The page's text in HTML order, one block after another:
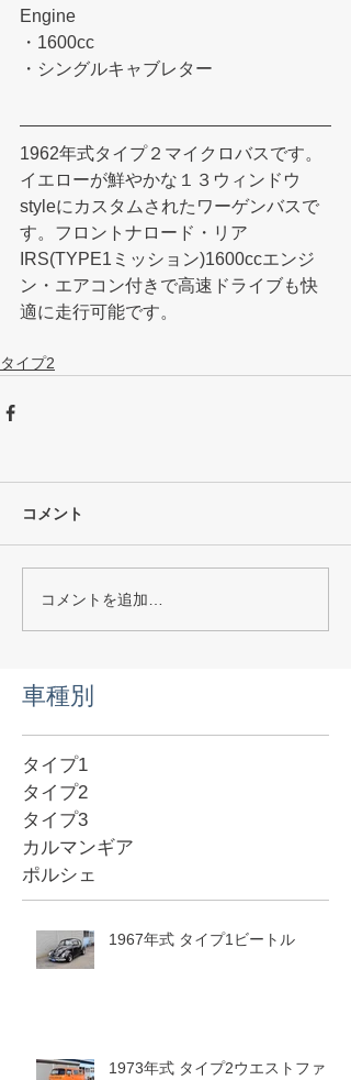
Engine
・1600cc
・シングルキャブレター
1962年式タイプ２マイクロバスです。
イエローが鮮やかな１３ウィンドウ
styleにカスタムされたワーゲンバスで
す。フロントナロード・リア
IRS(TYPE1ミッション)1600ccエンジ
ン・エアコン付きで高速ドライブも快
適に走行可能です。
タイプ2
コメント
コメントを追加…
​車種別
タイプ1
タイプ2
タイプ3
カルマンギア
ポルシェ
1967年式 タイプ1ビートル
1973年式 タイプ2ウエストファリ